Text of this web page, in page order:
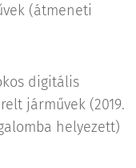
(átmeneti
digitális
járművek (2019.
helyezett)